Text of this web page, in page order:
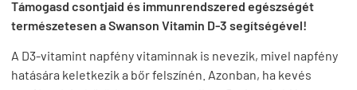
Támogasd csontjaid és immunrendszered egészségét
természetesen a Swanson Vitamin D-3 segítségével!
A D3-vitamint napfény vitaminnak is nevezik, mivel napfény
hatására keletkezik a bőr felszínén. Azonban, ha kevés